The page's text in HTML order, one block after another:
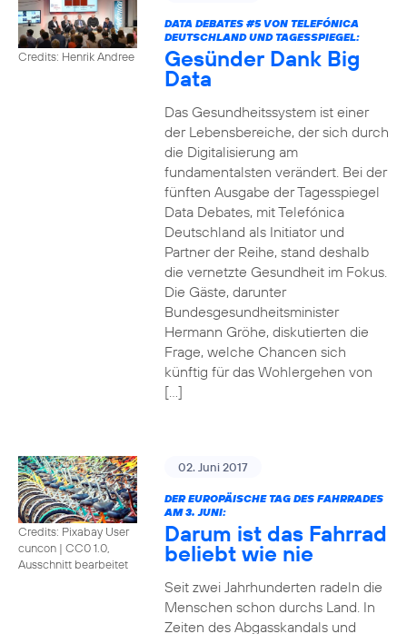
Credits: Henrik Andree
DATA DEBATES #5VON TELEFÓNICA
DEUTSCHLAND UND TAGESSPIEGEL:
Gesünder Dank Big
Data
Das Gesundheitssystem ist einer
der Lebensbereiche, der sich durch
die Digitalisierung am
fundamentalsten verändert. Bei der
fünften Ausgabe der Tagesspiegel
Data Debates, mit Telefónica
Deutschland als Initiator und
Partner der Reihe, stand deshalb
die vernetzte Gesundheit im Fokus.
Die Gäste, darunter
Bundesgesundheitsminister
Hermann Gröhe, diskutierten die
Frage, welche Chancen sich
künftig für das Wohlergehen von
[…]
Credits: Pixabay User
cuncon | CC0 1.0,
Ausschnitt bearbeitet
02. Juni 2017
DER EUROPÄISCHE TAG DES FAHRRADES
AM 3. JUNI:
Darum ist das Fahrrad
beliebt wie nie
Seit zwei Jahrhunderten radeln die
Menschen schon durchs Land. In
Zeiten des Abgasskandals und